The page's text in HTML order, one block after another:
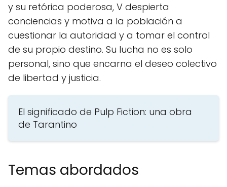
y su retórica poderosa, V despierta
conciencias y motiva a la población a
cuestionar la autoridad y a tomar el control
de su propio destino. Su lucha no es solo
personal, sino que encarna el deseo colectivo
de libertad y justicia.
El significado de Pulp Fiction: una obra
de Tarantino
Temas abordados